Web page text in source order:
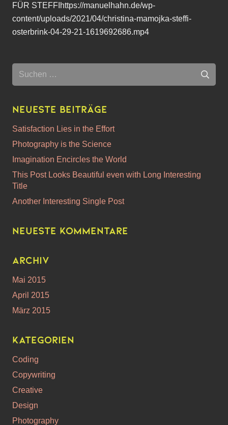
FÜR STEFFIhttps://manuelhahn.de/wp-
content/uploads/2021/04/christina-mamojka-steffi-
osterbrink-04-29-21-1619692686.mp4
Suchen
nach:
Neueste Beiträge
Satisfaction Lies in the Effort
Photography is the Science
Imagination Encircles the World
This Post Looks Beautiful even with Long Interesting
Title
Another Interesting Single Post
Neueste Kommentare
Archiv
Mai 2015
April 2015
März 2015
Kategorien
Coding
Copywriting
Creative
Design
Photography